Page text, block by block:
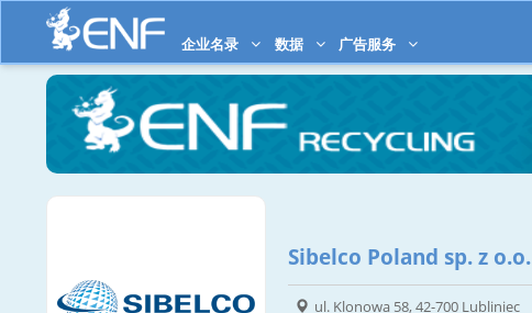
企业名录 数据 广告服务
Sibelco Poland sp. z o.o.
ul. Klonowa 58, 42-700 Lubliniec